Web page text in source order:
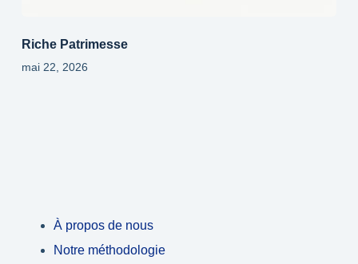
Riche Patrimesse
mai 22, 2026
À propos de nous
Notre méthodologie